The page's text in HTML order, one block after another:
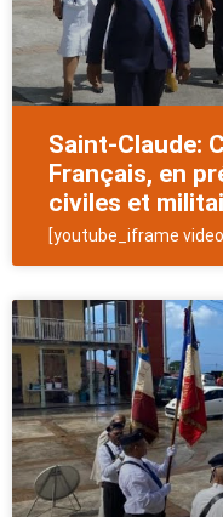
Saint-Claude:
Français, en
civiles et
[youtube_iframe